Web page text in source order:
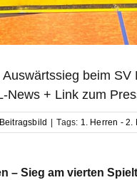
beim
+ Link zum
Tags: 1. Herren - 2.
– Sieg am vierten